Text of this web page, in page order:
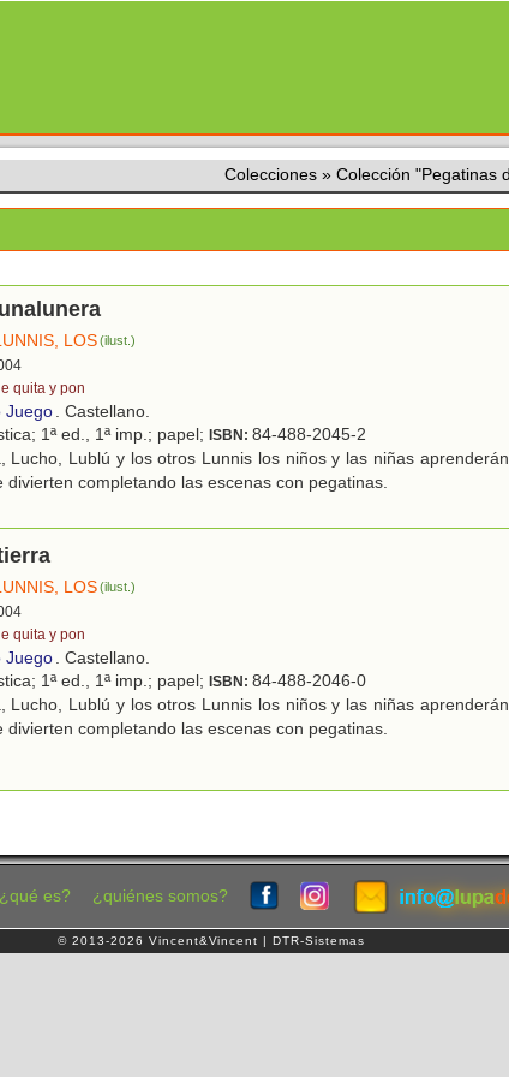
Colecciones » Colección "Pegatinas
LOS(ilust.)
quita y pon
Juego. Castellano.
1ª ed., 1ª imp.; papel; ISBN: 84-488-2045-2
Lucho, Lublú y los otros Lunnis los niños y las niñas
divierten completando las escenas con pegatinas.
LOS(ilust.)
quita y pon
Juego. Castellano.
1ª ed., 1ª imp.; papel; ISBN: 84-488-2046-0
Lucho, Lublú y los otros Lunnis los niños y las niñas
divierten completando las escenas con pegatinas.
¿qué es? ¿quiénes somos?
© 2013-2026 Vincent&Vincent | DTR-Sistemas